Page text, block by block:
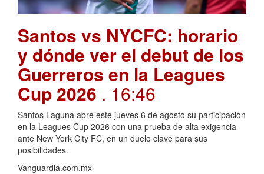
Santos vs NYCFC: horario
y dónde ver el debut de los
Guerreros en la Leagues
Cup 2026 . 16:46
Santos Laguna abre este jueves 6 de agosto su participación
en la Leagues Cup 2026 con una prueba de alta exigencia
ante New York City FC, en un duelo clave para sus
posibilidades.
Vanguardia.com.mx